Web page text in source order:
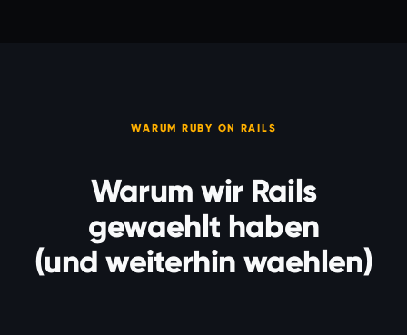
WARUM RUBY ON RAILS
Warum wir Rails
gewaehlt haben
(und weiterhin waehlen)